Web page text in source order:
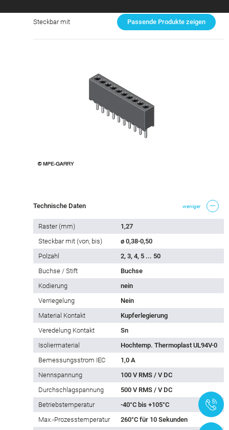
Steckbar mit Passende Produkte zeigen
Technische Daten weniger
Raster (mm)
1,27
Steckbar mit (von, bis)
ø 0,38-0,50
Polzahl
2, 3, 4, 5 ... 50
Buchse / Stift
Buchse
Kodierung
nein
Verriegelung
Nein
Material Kontakt
Kupferlegierung
Veredelung Kontakt
Sn
Isoliermaterial
Hochtemp. Thermoplast UL94V-0
Bemessungsstrom IEC
1,0 A
Nennspannung
100 V RMS / V DC
Durchschlagspannung
500 V RMS / V DC
Betriebstemperatur
-40°C bis +105°C
Max.-Prozesstemperatur
260°C für 10 Sekunden